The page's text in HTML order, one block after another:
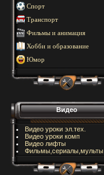
Спорт
Транспорт
Фильмы и анимация
Хобби и образование
Юмор
Видео
Видео уроки эл.тех.
Видео уроки комп
Видео лифты
Фильмы,сериалы,мульты